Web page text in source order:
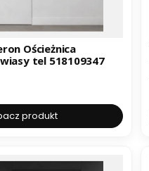
Ościeżnica
tel 518109347
produkt